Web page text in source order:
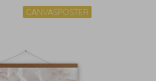
CANVASPOSTER